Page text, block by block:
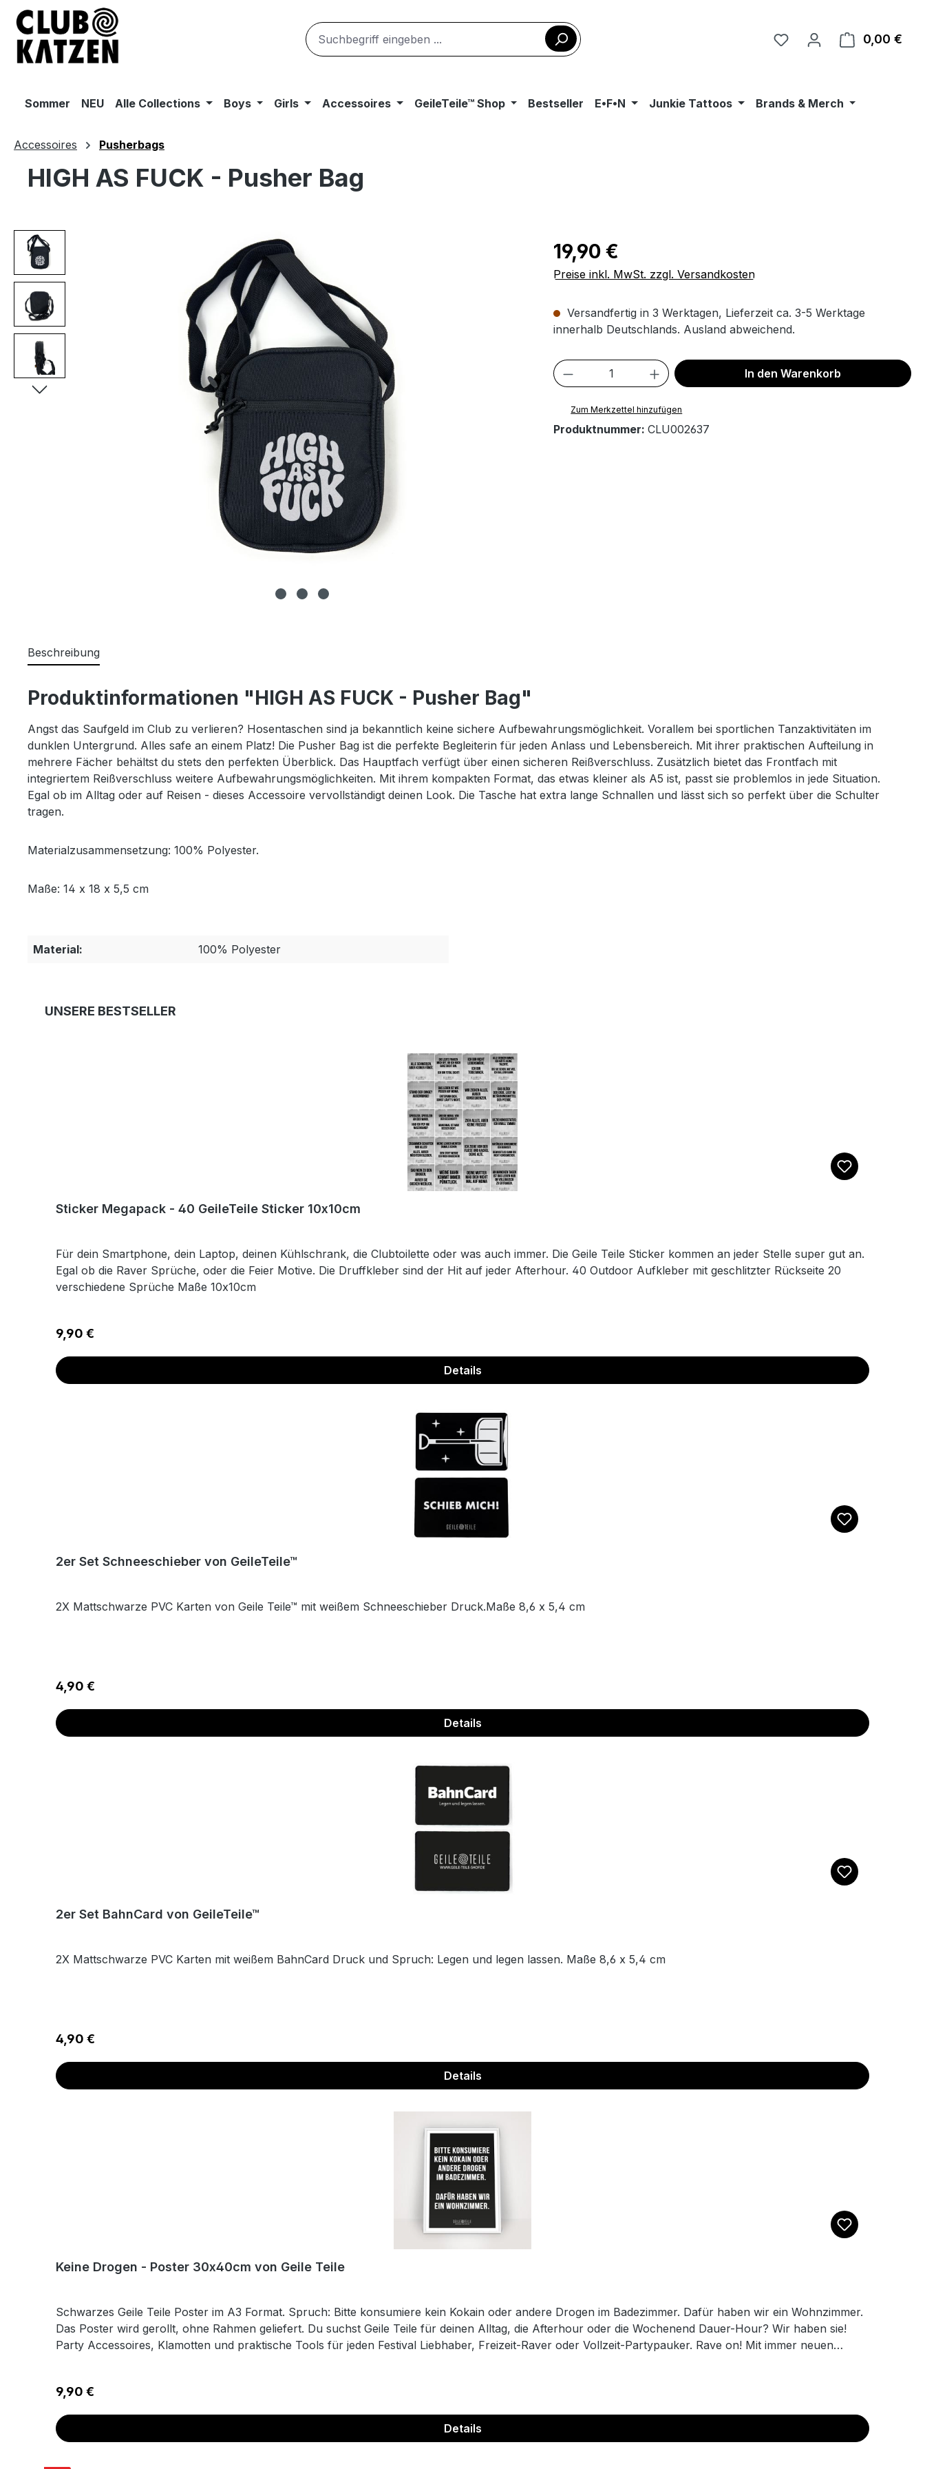
Hauptinhalt springen
Zur Suche springen
Zur Hauptnavigation springen
0,00 €
Sommer NEU Alle Collections Boys Girls Accessoires GeileTeile™ Shop Bestseller E•F•N Junkie Tattoos Brands & Merch
Accessoires Pusherbags
HIGH AS FUCK - Pusher Bag
Bildergalerie überspringen Regulärer Preis:
19,90 €
Preise inkl. MwSt. zzgl. Versandkosten
Versandfertig in 3 Werktagen, Lieferzeit ca. 3-5 Werktage
innerhalb Deutschlands. Ausland abweichend.
Produkt Anzahl: Gib den gewünschten Wert
In den Warenkorb
Zum Merkzettel hinzufügen
Produktnummer: CLU002637
Beschreibung
Produktinformationen "HIGH AS FUCK - Pusher Bag"
Angst das Saufgeld im Club zu verlieren? Hosentaschen sind ja bekanntlich keine sichere Aufbewahrungsmöglichkeit. Vorallem bei sportlichen Tanzaktivitäten im
dunklen Untergrund. Alles safe an einem Platz! Die Pusher Bag ist die perfekte Begleiterin für jeden Anlass und Lebensbereich. Mit ihrer praktischen Aufteilung in
mehrere Fächer behältst du stets den perfekten Überblick. Das Hauptfach verfügt über einen sicheren Reißverschluss. Zusätzlich bietet das Frontfach mit
integriertem Reißverschluss weitere Aufbewahrungsmöglichkeiten. Mit ihrem kompakten Format, das etwas kleiner als A5 ist, passt sie problemlos in jede Situation.
Egal ob im Alltag oder auf Reisen - dieses Accessoire vervollständigt deinen Look. Die Tasche hat extra lange Schnallen und lässt sich so perfekt über die Schulter
tragen.
Materialzusammensetzung: 100% Polyester.
Maße: 14 x 18 x 5,5 cm
Material: 100% Polyester
Produktgalerie überspringen
UNSERE BESTSELLER
Sticker Megapack - 40 GeileTeile Sticker 10x10cm
Für dein Smartphone, dein Laptop, deinen Kühlschrank, die Clubtoilette oder was auch immer. Die Geile Teile Sticker kommen an jeder Stelle super gut an.
Egal ob die Raver Sprüche, oder die Feier Motive. Die Druffkleber sind der Hit auf jeder Afterhour. 40 Outdoor Aufkleber mit geschlitzter Rückseite 20
verschiedene Sprüche Maße 10x10cm
Regulärer Preis:
9,90 €
Details
2er Set Schneeschieber von GeileTeile™
2X Mattschwarze PVC Karten von Geile Teile™ mit weißem Schneeschieber Druck.Maße 8,6 x 5,4 cm
Regulärer Preis:
4,90 €
Details
2er Set BahnCard von GeileTeile™
2X Mattschwarze PVC Karten mit weißem BahnCard Druck und Spruch: Legen und legen lassen. Maße 8,6 x 5,4 cm
Regulärer Preis:
4,90 €
Details
Keine Drogen - Poster 30x40cm von Geile Teile
Schwarzes Geile Teile Poster im A3 Format. Spruch: Bitte konsumiere kein Kokain oder andere Drogen im Badezimmer. Dafür haben wir ein Wohnzimmer.
Das Poster wird gerollt, ohne Rahmen geliefert. Du suchst Geile Teile für deinen Alltag, die Afterhour oder die Wochenend Dauer-Hour? Wir haben sie!
Party Accessoires, Klamotten und praktische Tools für jeden Festival Liebhaber, Freizeit-Raver oder Vollzeit-Partypauker. Rave on! Mit immer neuen
Regulärer Preis:
9,90 €
Details